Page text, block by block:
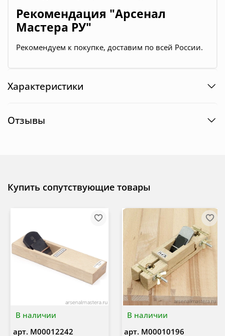
Рекомендация "Арсенал
Мастера РУ"
Рекомендуем к покупке, доставим по всей России.
Характеристики
Отзывы
Купить сопутствующие товары
В наличии
арт. М00012242
В наличии
арт. М00010196